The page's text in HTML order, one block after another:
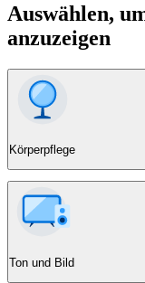
Auswählen,
anzuzeigen
Körperpflege
Ton und Bild